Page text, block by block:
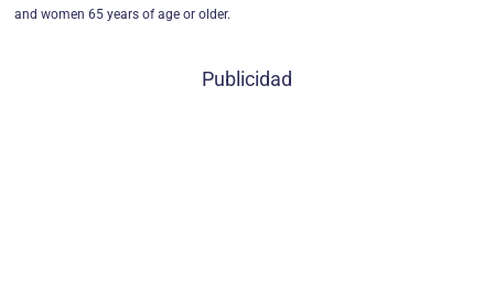
and women 65 years of age or older.
Publicidad